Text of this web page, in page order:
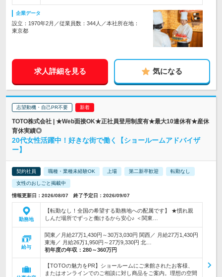
企業データ
設立：1970年2月／従業員数：344人／本社所在地：
東京都
求人詳細を見る 気になる
志望動機・自己PR不要
TOTO株式会社 | ★Web面接OK★正社員登用制度有★最大10連休有★産休
育休実績◎
20代女性活躍中！好きな街で働く【ショールームアドバイザ
ー】
契約社員 職種・業種未経験OK 上場 第二新卒歓迎 転勤なし
女性のおしごと掲載中
情報更新日：2026/08/07 終了予定日：2026/09/07
勤務地
【転勤なし！全国の希望する勤務地への配属です】 ★慣れ親
しんだ場所でずっと働けるから安心♪ ＜関東…
給与
関東／月給27万1,430円～30万3,030円 関西／ 月給27万1,430円
東海／ 月給26万1,950円～27万9,330円 北…
初年度の年収： 280～360万円
【TOTOの魅力をPR】ショールームにご来館されたお客様、
またはオンラインでのご相談に対し商品をご案内。理想の空間